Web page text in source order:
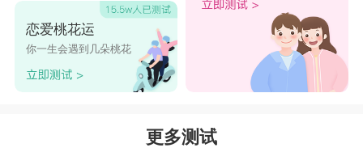
：35岁
摩羯座是最现实的星座，奠定事业基础后再慢
慢考虑婚姻，比狮子座还要看重事业的星座，有强
烈的责任感，所以摩羯座可以说是，在事业有成之
恋爱桃花运
你一生会遇到几朵桃花
更多测试